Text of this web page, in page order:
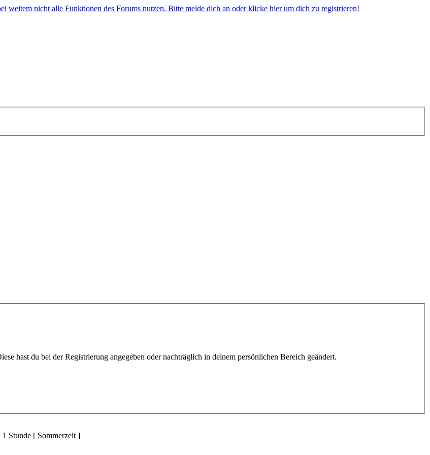
weitem nicht alle Funktionen des Forums nutzen. Bitte melde dich an oder klicke hier um dich zu registrieren!
hast du bei der Registrierung angegeben oder nachträglich in deinem persönlichen Bereich geändert.
Stunde [ Sommerzeit ]